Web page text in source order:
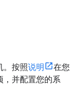
。按照说明
在您
，并配置您的系